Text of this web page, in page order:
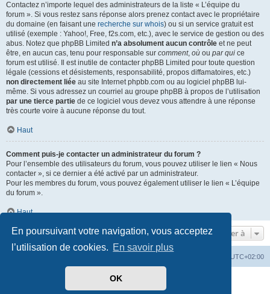
En poursuivant votre navigation, vous acceptez
l’utilisation de cookies. En savoir plus
OK
Contactez n’importe lequel des administrateurs de la liste « L’équipe du
forum ». Si vous restez sans réponse alors prenez contact avec le propriétaire
du domaine (en faisant une recherche sur whois) ou si un service gratuit est
utilisé (exemple : Yahoo!, Free, f2s.com, etc.), avec le service de gestion ou des
abus. Notez que phpBB Limited n’a absolument aucun contrôle et ne peut
être, en aucun cas, tenu pour responsable sur comment, où ou par qui ce
forum est utilisé. Il est inutile de contacter phpBB Limited pour toute question
légale (cessions et désistements, responsabilité, propos diffamatoires, etc.)
non directement liée au site Internet phpbb.com ou au logiciel phpBB lui-
même. Si vous adressez un courriel au groupe phpBB à propos de l’utilisation
par une tierce partie de ce logiciel vous devez vous attendre à une réponse
très courte voire à aucune réponse du tout.
Haut
Comment puis-je contacter un administrateur du forum ?
Pour l’ensemble des utilisateurs du forum, vous pouvez utiliser le lien « Nous
contacter », si ce dernier a été activé par un administrateur.
Pour les membres du forum, vous pouvez également utiliser le lien « L’équipe
du forum ».
Haut
Aller à
UTC+02:00
phpBB ® Forum Software © phpBB Limited
phpBB-fr.com